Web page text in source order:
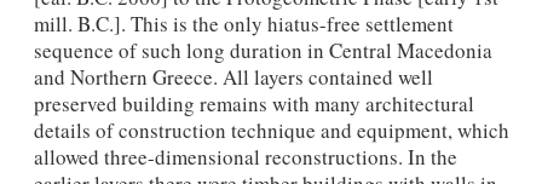
mill. B.C.]. This is the only hiatus-free settlement
sequence of such long duration in Central Macedonia
and Northern Greece. All layers contained well
preserved building remains with many architectural
details of construction technique and equipment, which
allowed three-dimensional reconstructions. In the